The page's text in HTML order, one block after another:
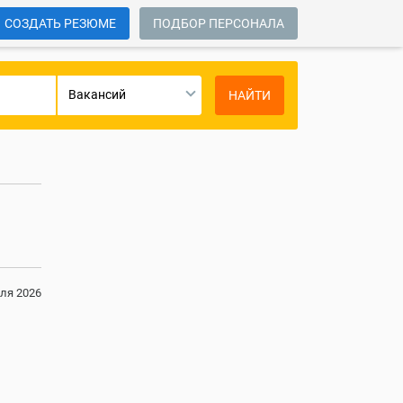
СОЗДАТЬ РЕЗЮМЕ ПОДБОР ПЕРСОНАЛА
Вакансий НАЙТИ
2026